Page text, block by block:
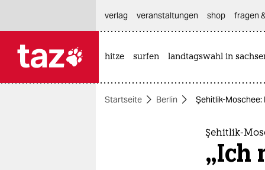
themen
verlag
veranstaltungen shop fragen
hitze surfen landtagswahl in
Startseite Berlin Şehitlik-Moschee:
Şehitlik-
„Ich